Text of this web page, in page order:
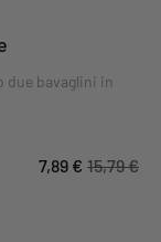
due bavaglini in
7,89 € 15,79 €